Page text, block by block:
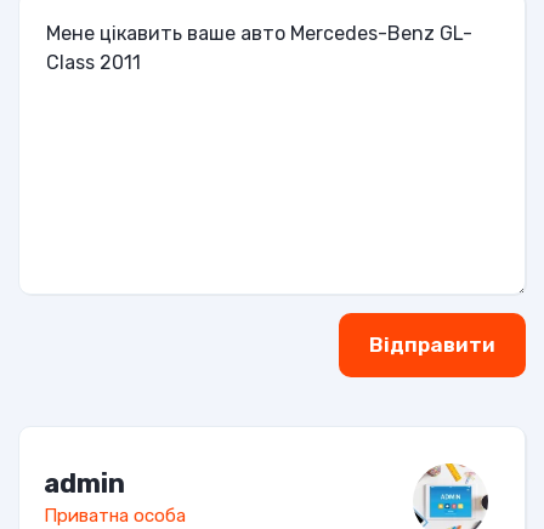
Відправити
admin
Приватна особа